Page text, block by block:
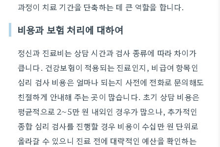
과정이 치료 기간을 단축하는 데 큰 역할을 합니다.
비용과 보험 처리에 대하여
정신과 진료비는 상담 시간과 검사 종류에 따라 차이가
큽니다. 건강보험이 적용되는 진료인지, 비급여 항목인
심리 검사 비용은 얼마나 되는지 사전에 전화로 문의해도
친절하게 안내해 주는 곳이 많습니다. 초기 상담 비용은
평균적으로 2~5만 원 내외인 경우가 많으나, 추가적인
종합 심리 검사를 진행할 경우 비용이 수십만 원 단위로
올라갈 수 있으니 진료 전에 대략적인 예산을 확인하는